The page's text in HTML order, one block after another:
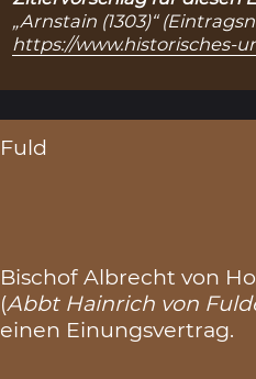
„Arnstain (1303)“
https://www.historisches-
Fuld
Bischof Albrecht von
(Abbt Hainrich von
einen Einungsvertrag.